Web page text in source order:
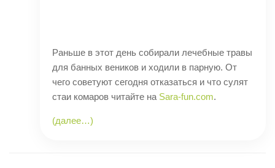
Раньше в этот день собирали лечебные травы
для банных веников и ходили в парную. От
чего советуют сегодня отказаться и что сулят
стаи комаров читайте на Sara-fun.com.
(далее…)